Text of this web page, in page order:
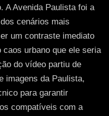
A Avenida Paulista foi a
cenários mais
um contraste imediato
urbano que ele seria
do vídeo partiu de
imagens da Paulista,
para garantir
compatíveis com a